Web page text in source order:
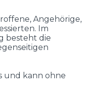
Angehörige,
Im
besteht die
und kann ohne